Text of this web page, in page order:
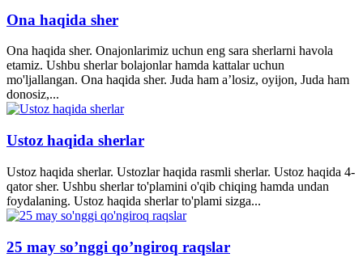
Ona haqida sher
Ona haqida sher. Onajonlarimiz uchun eng sara sherlarni havola
etamiz. Ushbu sherlar bolajonlar hamda kattalar uchun
mo'ljallangan. Ona haqida sher. Juda ham a’losiz, oyijon, Juda ham
donosiz,...
Ustoz haqida sherlar
Ustoz haqida sherlar. Ustozlar haqida rasmli sherlar. Ustoz haqida 4-
qator sher. Ushbu sherlar to'plamini o'qib chiqing hamda undan
foydalaning. Ustoz haqida sherlar to'plami sizga...
25 may so’nggi qo’ngiroq raqslar